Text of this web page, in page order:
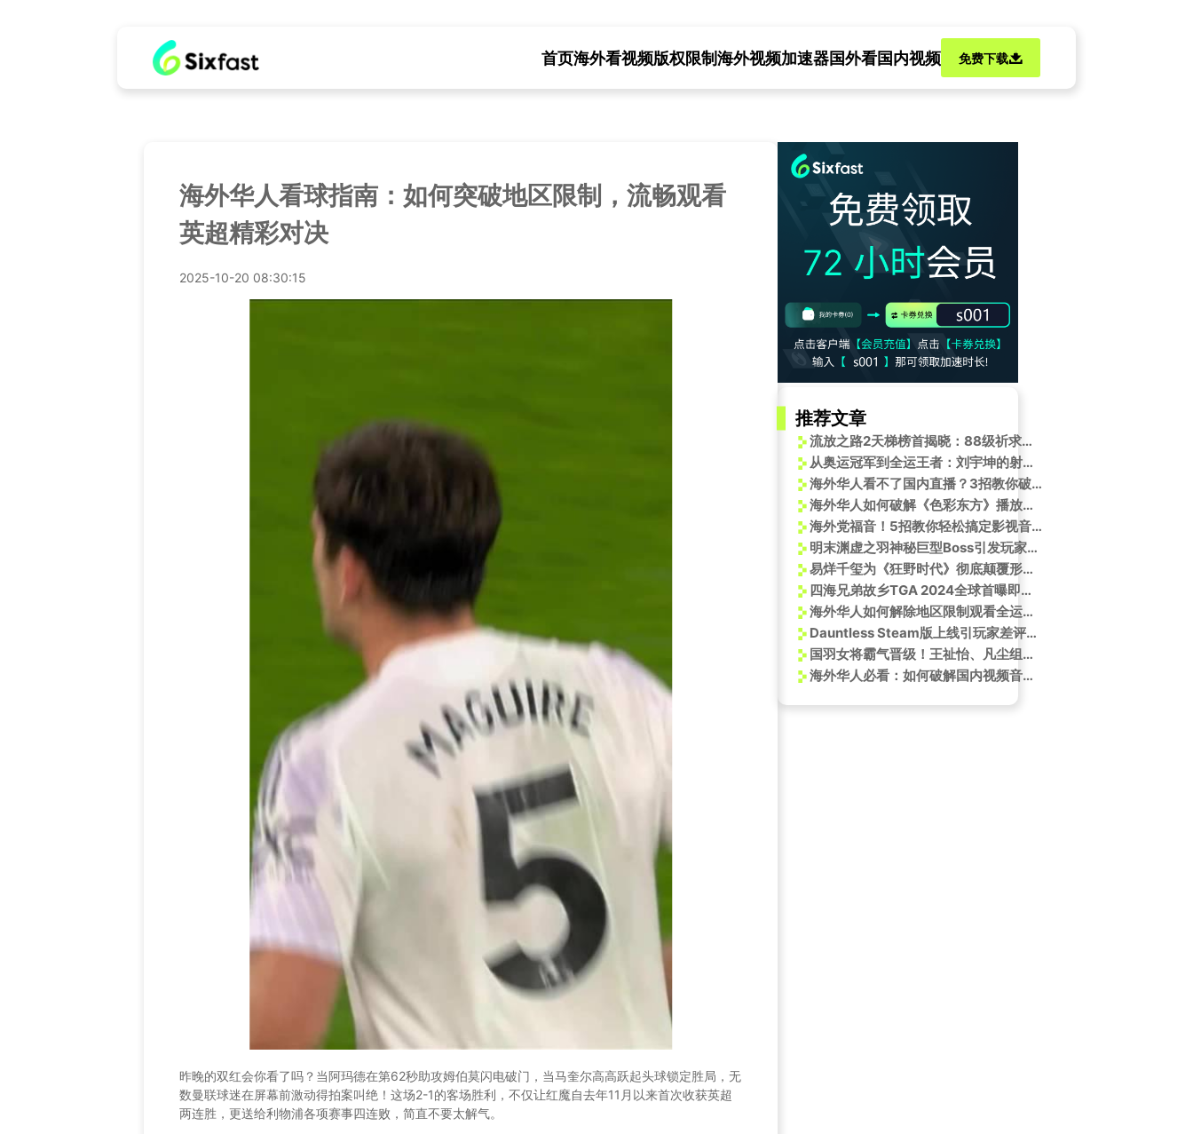
首页海外看视频版权限制海外视频加速器国外看国内视频 免费下载
海外华人看球指南：如何突破地区限制，流畅观看
英超精彩对决
2025-10-20 08:30:15
昨晚的双红会你看了吗？当阿玛德在第62秒助攻姆伯莫闪电破门，当马奎尔高高跃起头球锁定胜局，无
数曼联球迷在屏幕前激动得拍案叫绝！这场2-1的客场胜利，不仅让红魔自去年11月以来首次收获英超
两连胜，更送给利物浦各项赛事四连败，简直不要太解气。
推荐文章
流放之路2天梯榜首揭晓：88级祈求者武僧领跑！
从奥运冠军到全运王者：刘宇坤的射击传奇之路
海外华人看不了国内直播？3招教你破解地区限制，轻松追更OLAY抗老发布会
海外华人如何破解《色彩东方》播放限制？3个方法带你解锁非遗之美
海外党福音！5招教你轻松搞定影视音乐地区限制，告别卡顿烦恼
明末渊虚之羽神秘巨型Boss引发玩家热议，或与生化危机8八尺夫人有关？
易烊千玺为《狂野时代》彻底颠覆形象！导演毕赣揭秘幕后惊人真相
四海兄弟故乡TGA 2024全球首曝即将揭晓！
海外华人如何解除地区限制观看全运会？3招教你轻松搞定
Dauntless Steam版上线引玩家差评如潮：进度重置、付费墙及区块链公司收购争议
国羽女将霸气晋级！王祉怡、凡尘组合横扫对手的制胜秘诀是什么？
海外华人必看：如何破解国内视频音乐平台地区限制，追剧听歌不再卡顿